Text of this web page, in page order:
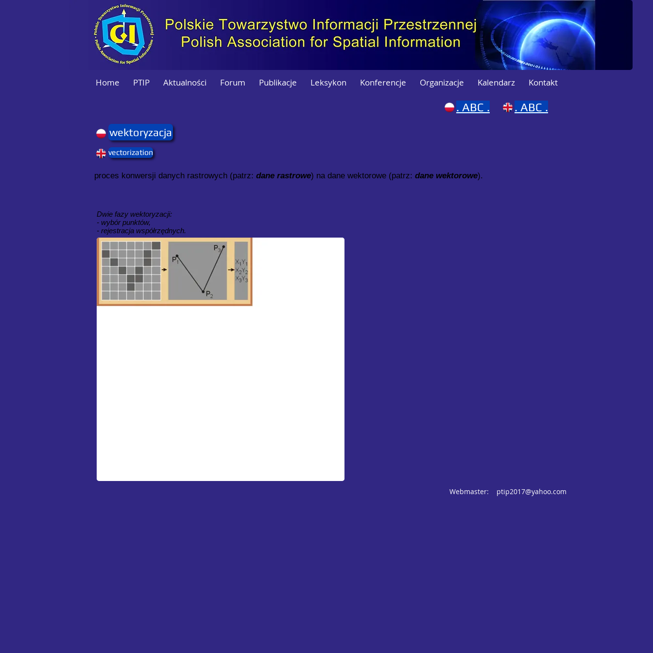
Home PTIP Aktualności Forum Publikacje Leksykon Konferencje Organizacje Kalendarz Kontakt
. ABC . . ABC .
wektoryzacja
vectorization
proces konwersji danych rastrowych (patrz: dane rastrowe) na dane wektorowe (patrz: dane wektorowe).
Dwie fazy wektoryzacji:
- wybór punktów,
- rejestracja współrzędnych.
Webmaster: ptip2017@yahoo.com